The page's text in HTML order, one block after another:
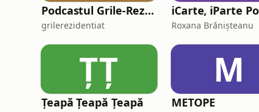
Podcastul Grile-Rezidentiat.ro
grilerezidentiat Roxana Brănișteanu
ȚȚ
Țeapă Țeapă Țeapă
M
METOPE